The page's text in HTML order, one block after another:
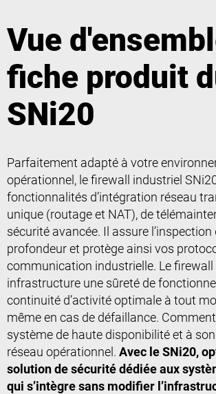
Vue
fiche produit
SNi20
Parfaitement adapté à votre
opérationnel, le firewall industriel
fonctionnalités d’intégration réseau
unique (routage et NAT), de
sécurité avancée. Il assure
profondeur et protège ainsi vos
communication industrielle. Le
infrastructure une sûreté de
continuité d’activité optimale à tout
même en cas de défaillance.
système de haute disponibilité et à
réseau opérationnel. Avec le SNi20,
solution de sécurité dédiée aux
qui s’intègre sans modifier